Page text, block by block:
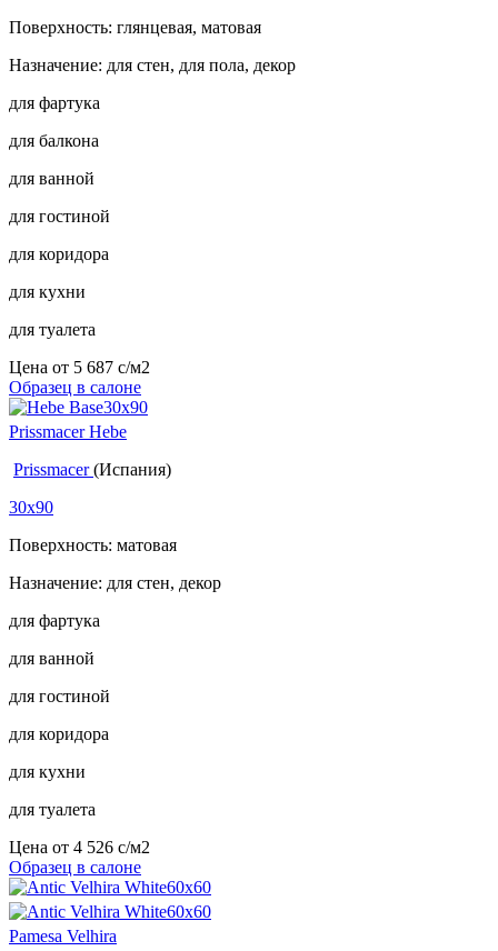
Поверхность: глянцевая, матовая
Назначение: для стен, для пола, декор
для фартука
для балкона
для ванной
для гостиной
для коридора
для кухни
для туалета
Цена от 5 687 c/м2
Образец в салоне
Prissmacer Hebe
Prissmacer(Испания)
30x90
Поверхность: матовая
Назначение: для стен, декор
для фартука
для ванной
для гостиной
для коридора
для кухни
для туалета
Цена от 4 526 c/м2
Образец в салоне
Pamesa Velhira